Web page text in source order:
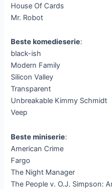
House Of Cards
Mr. Robot
Beste komedieserie:
black-ish
Modern Family
Silicon Valley
Transparent
Unbreakable Kimmy Schmidt
Veep
Beste miniserie:
American Crime
Fargo
The Night Manager
The People v. O.J. Simpson: